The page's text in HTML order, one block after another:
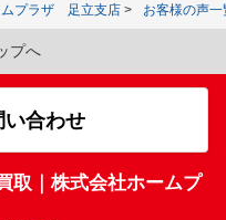
ムプラザ 足立支店 お客様の声一
プへ
い合わせ
取｜株式会社ホームプ